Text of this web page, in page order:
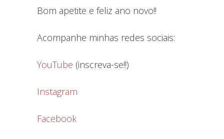
Bom apetite e feliz ano novo!!
Acompanhe minhas redes sociais:
YouTube (inscreva-se!!)
Instagram
Facebook